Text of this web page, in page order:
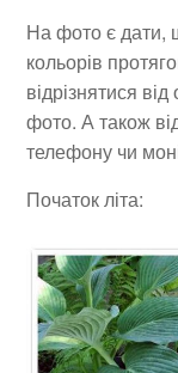
На фото є дати,
кольорів
відрізнятися
фото. А також
телефону чи
Початок літа: